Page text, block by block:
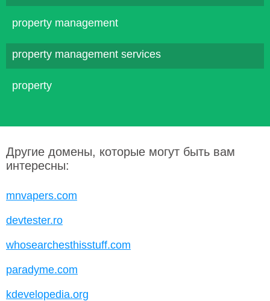
property management
property management services
property
Другие домены, которые могут быть вам
интересны:
mnvapers.com
devtester.ro
whosearchesthisstuff.com
paradyme.com
kdevelopedia.org